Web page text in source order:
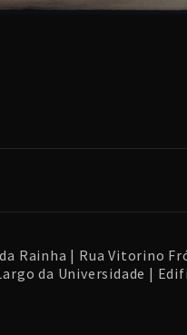
Rainha | Rua Vitorino
da Universidade |